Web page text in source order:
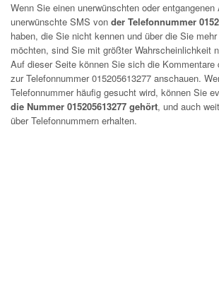
Wenn Sie einen unerwünschten oder entgangenen
unerwünschte SMS von der Telefonnummer
haben, die Sie nicht kennen und über die Sie
möchten, sind Sie mit größter Wahrscheinlichkeit
Auf dieser Seite können Sie sich die Kommentare
zur Telefonnummer015205613277 anschauen.
Telefonnummer häufig gesucht wird, können Sie
die Nummer 015205613277 gehört, und auch
über Telefonnummern erhalten.